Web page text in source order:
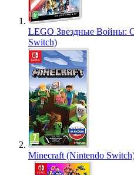
LEGO Звездные Войны:
Switch)
Minecraft (Nintendo